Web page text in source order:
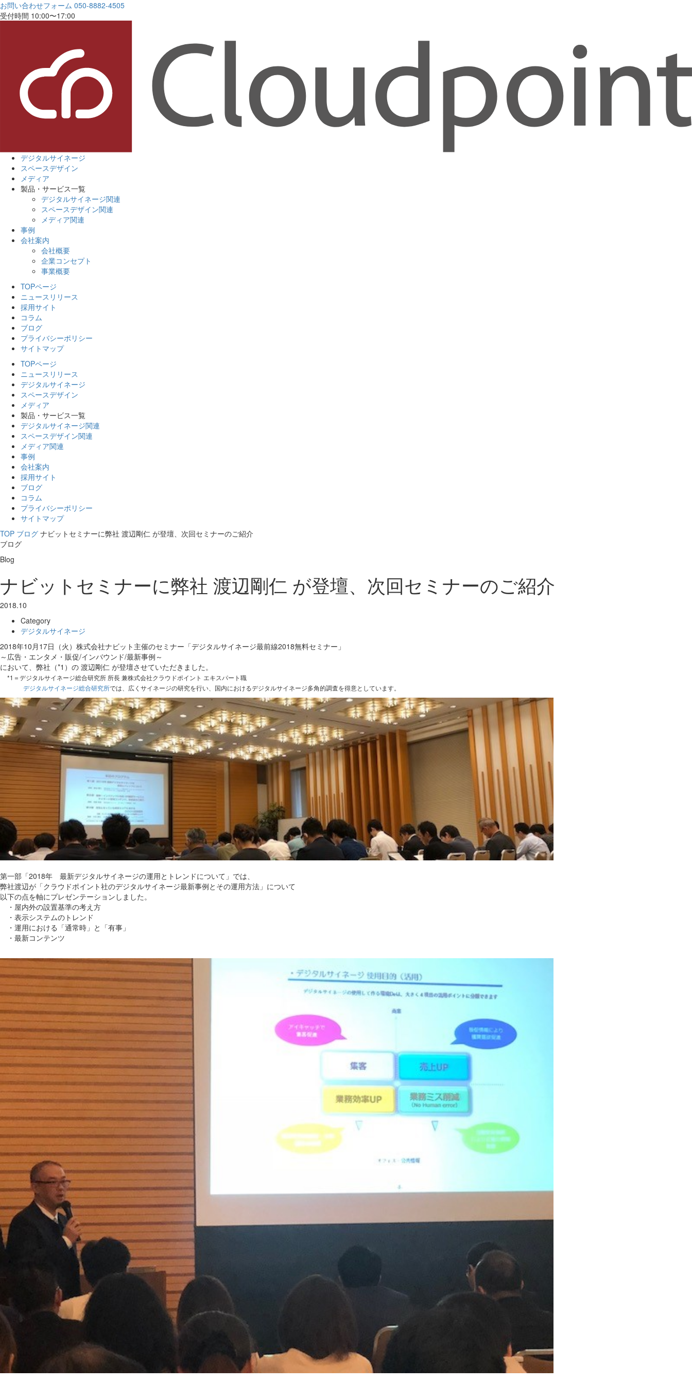
お問い合わせフォーム 050-8882-4505
受付時間 10:00〜17:00
デジタルサイネージ
スペースデザイン
メディア
製品・サービス一覧
デジタルサイネージ関連
スペースデザイン関連
メディア関連
事例
会社案内
会社概要
企業コンセプト
事業概要
TOPページ
ニュースリリース
採用サイト
コラム
ブログ
プライバシーポリシー
サイトマップ
TOPページ
ニュースリリース
デジタルサイネージ
スペースデザイン
メディア
製品・サービス一覧
デジタルサイネージ関連
スペースデザイン関連
メディア関連
事例
会社案内
採用サイト
ブログ
コラム
プライバシーポリシー
サイトマップ
TOP ブログ ナビットセミナーに弊社 渡辺剛仁 が登壇、次回セミナーのご紹介
ブログ
Blog
ナビットセミナーに弊社 渡辺剛仁 が登壇、次回セミナーのご紹介
2018.10
Category
デジタルサイネージ
2018年10月17日（火）株式会社ナビット主催のセミナー「デジタルサイネージ最前線2018無料セミナー」
～広告・エンタメ・販促/インバウンド/最新事例～
において、弊社（*1）の 渡辺剛仁 が登壇させていただきました。
*1＝デジタルサイネージ総合研究所 所長 兼株式会社クラウドポイント エキスパート職
デジタルサイネージ総合研究所では、広くサイネージの研究を行い、国内におけるデジタルサイネージ多角的調査を得意としています。
第一部「2018年 最新デジタルサイネージの運用とトレンドについて」では、
弊社渡辺が「クラウドポイント社のデジタルサイネージ最新事例とその運用方法」について
以下の点を軸にプレゼンテーションしました。
・屋内外の設置基準の考え方
・表示システムのトレンド
・運用における「通常時」と「有事」
・最新コンテンツ